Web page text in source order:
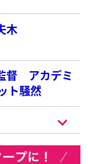
木
督 アカデミ
ト騒然